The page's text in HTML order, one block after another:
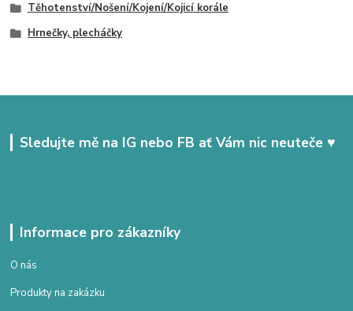
Těhotenství/Nošení/Kojení/Kojicí korále
Hrnečky, plecháčky
Sledujte mě na IG nebo FB ať Vám nic neuteče ♥
Informace pro zákazníky
O nás
Produkty na zakázku